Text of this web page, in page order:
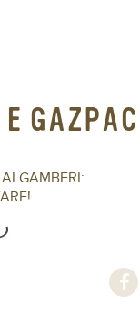
GAMBERI: